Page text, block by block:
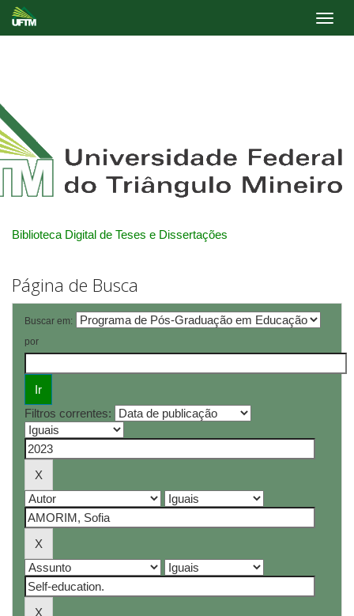
Biblioteca Digital de Teses e Dissertações
Página de Busca
Buscar em:
por
Filtros correntes: